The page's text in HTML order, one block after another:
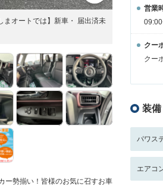
まオートでは】新車・ 届出済未
勢揃い！皆様のお気に召すお車
営業
クー
クー
装備
パワス
エアコ